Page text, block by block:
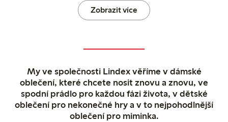
Zobrazit více
My ve společnosti Lindex věříme v dámské
oblečení, které chcete nosit znovu a znovu, ve
spodní prádlo pro každou fázi života, v dětské
oblečení pro nekonečné hry a v to nejpohodlnější
oblečení pro miminka.